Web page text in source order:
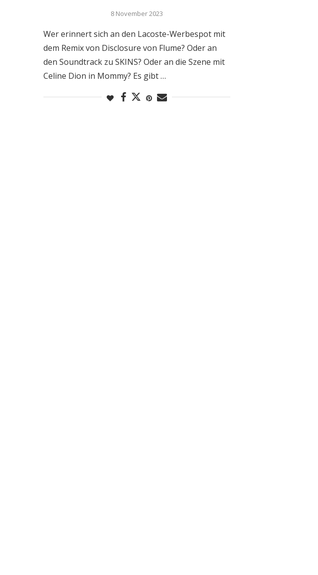
8 November 2023
Wer erinnert sich an den Lacoste-Werbespot mit
dem Remix von Disclosure von Flume? Oder an
den Soundtrack zu SKINS? Oder an die Szene mit
Celine Dion in Mommy? Es gibt …